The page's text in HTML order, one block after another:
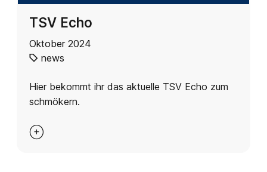
TSV Echo
Oktober 2024
news
Hier bekommt ihr das aktuelle TSV Echo zum
schmökern.
